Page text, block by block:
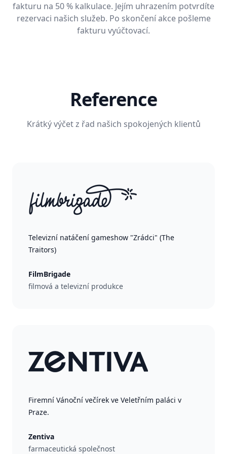
fakturu na 50 % kalkulace. Jejím uhrazením potvrdíte
rezervaci našich služeb. Po skončení akce pošleme
fakturu vyúčtovací.
Reference
Krátký výčet z řad našich spokojených klientů
Televizní natáčení gameshow "Zrádci" (The
Traitors)
FilmBrigade
filmová a televizní produkce
Firemní Vánoční večírek ve Veletřním paláci v
Praze.
Zentiva
farmaceutická společnost